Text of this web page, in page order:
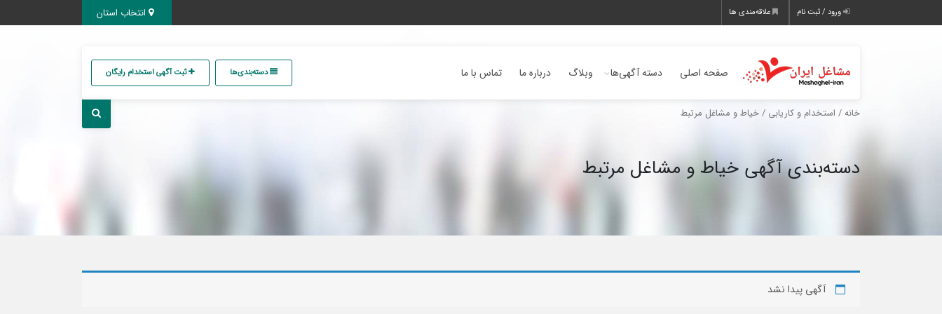
ورود / ثبت نام علاقه‌مندی ها
صفحه اصلی دسته آگهی‌ها وبلاگ درباره ما تماس با ما دسته‌بندی‌ها ثبت آگهی استخدام رایگان
خانه / استخدام و کاریابی / خیاط و مشاغل مرتبط
دسته‌بندی آگهی خیاط و مشاغل مرتبط
آگهی پیدا نشد